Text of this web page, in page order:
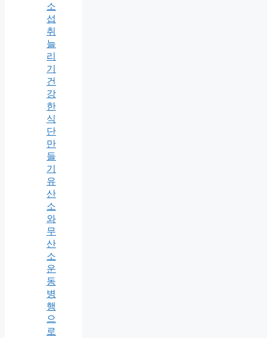
소
섭
취
늘
리
기
건
강
한
식
단
만
들
기
유
산
소
와
무
산
소
운
동
병
행
으
로